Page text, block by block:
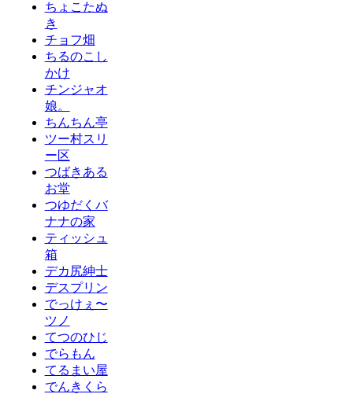
ちょこたぬ
き
チョフ畑
ちるのこし
かけ
チンジャオ
娘。
ちんちん亭
ツー村スリ
ー区
つばきある
お堂
つゆだくバ
ナナの家
ティッシュ
箱
デカ尻紳士
デスプリン
でっけぇ〜
ツノ
てつのひじ
でらもん
てるまい屋
でんきくら